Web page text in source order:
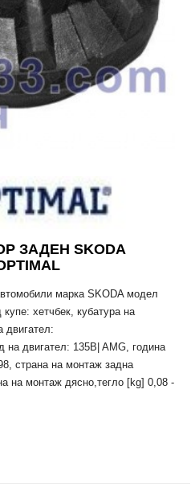
ЗАДЕН SKODA
марка SKODA модел
хетчбек, кубатура на
двигател:
на двигател: 135B| AMG, година
страна на монтаж задна
на монтаж дясно,тегло [kg] 0,08 -